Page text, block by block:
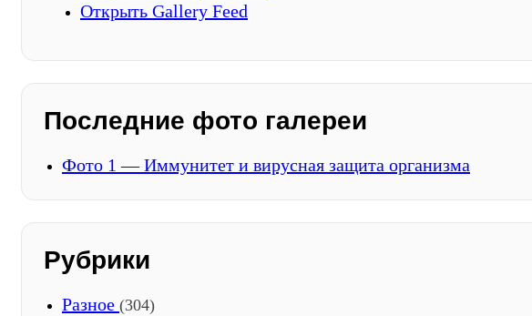
Открыть Gallery Feed
Последние фото галереи
Фото 1 — Иммунитет и вирусная защита организма
Рубрики
Разное (304)